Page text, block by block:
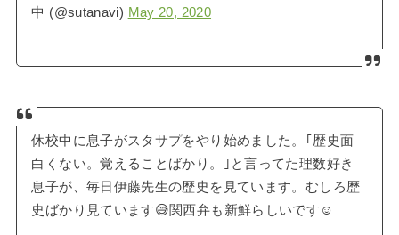
中 (@sutanavi) May 20, 2020
休校中に息子がスタサプをやり始めました。｢歴史面
白くない。覚えることばかり。｣と言ってた理数好き
息子が、毎日伊藤先生の歴史を見ています。むしろ歴
史ばかり見ています😅関西弁も新鮮らしいです☺️